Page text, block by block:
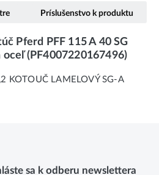
Príslušenstvo k produktu
Pferd PFF 115 A 40 SG
oceľ (PF4007220167496)
KOTOUČ LAMELOVÝ SG-A
sa k odberu newslettera